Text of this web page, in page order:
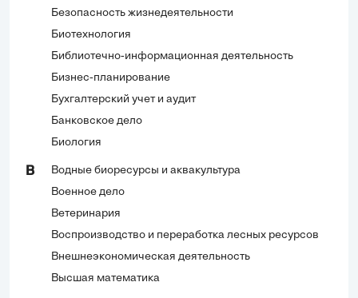
Безопасность жизнедеятельности
Биотехнология
Библиотечно-информационная деятельность
Бизнес-планирование
Бухгалтерский учет и аудит
Банковское дело
Биология
В
Водные биоресурсы и аквакультура
Военное дело
Ветеринария
Воспроизводство и переработка лесных ресурсов
Внешнеэкономическая деятельность
Высшая математика